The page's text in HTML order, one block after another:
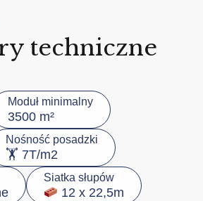
techniczne
Moduł minimalny
3500 m²
Nośność posadzki
🏋️ 7T/m2
Siatka słupów
12 x 22,5m